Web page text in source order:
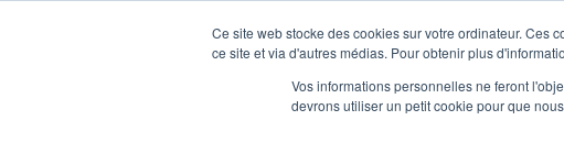
Ce site web stocke des cookies sur votre ordinateur. Ces
ce site et via d'autres médias. Pour obtenir plus
Vos informations personnelles ne feront
devrons utiliser un petit cookie pour que
Je participe à une session d’information Le